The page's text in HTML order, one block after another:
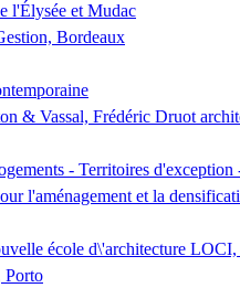
l'Élysée et Mudac
Bordeaux
& Vassal, Frédéric Druot
- Territoires
l'aménagement et la
école d\'architecture
Porto